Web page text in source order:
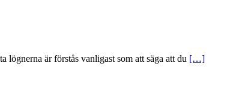
är förstås vanligast som att säga att du […]